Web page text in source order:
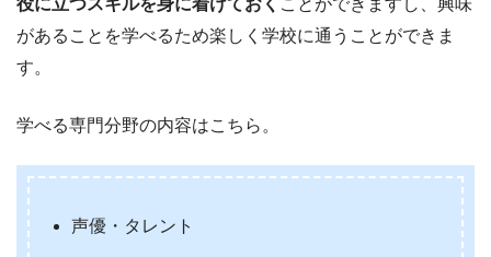
があることを学べるため楽しく学校に通うことができま
す。
学べる専門分野の内容はこちら。
声優・タレント